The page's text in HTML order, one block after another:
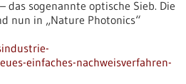
das sogenannte optische Sieb. Die
nun in „Nature Photonics“
einfaches-nachweisverfahren-